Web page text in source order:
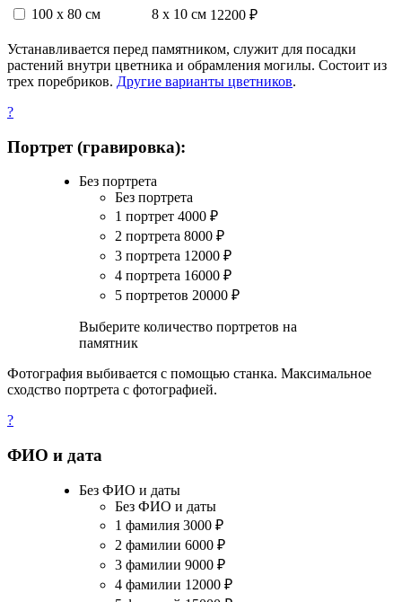
100 х 80 см
8 х 10 см 12200 ₽
Устанавливается перед памятником, служит для посадки
растений внутри цветника и обрамления могилы. Состоит из
трех поребриков. Другие варианты цветников.
?
Портрет (гравировка):
Без портрета
Без портрета
1 портрет 4000 ₽
2 портрета 8000 ₽
3 портрета 12000 ₽
4 портрета 16000 ₽
5 портретов 20000 ₽
Выберите количество портретов на
памятник
Фотография выбивается с помощью станка. Максимальное
сходство портрета с фотографией.
?
ФИО и дата
Без ФИО и даты
Без ФИО и даты
1 фамилия 3000 ₽
2 фамилии 6000 ₽
3 фамилии 9000 ₽
4 фамилии 12000 ₽